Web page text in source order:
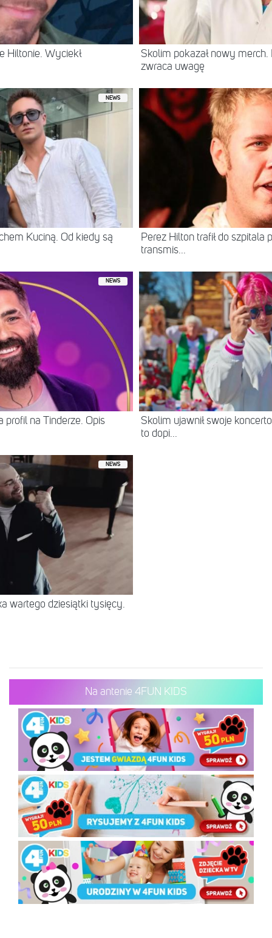
Hiltonie. Wyciekł
Skolim pokazał nowy
zwraca uwagę
NEWS
Kuciną. Od kiedy są
Perez Hilton trafił do szpitala
transmis...
NEWS
profil na Tinderze. Opis
Skolim ujawnił swoje
to dopi...
NEWS
wartego dziesiątki tysięcy.
Na antenie 4FUN KIDS